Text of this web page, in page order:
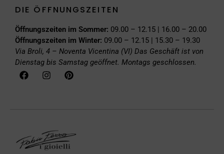
DIE ÖFFNUNGSZEITEN
Öffnungszeiten im Sommer: 09.00 – 12.15 | 16.00 – 20.00
Öffnungszeiten im Winter: 09.00 – 12.15 | 15.30 – 19.30
Via Broli, 4 – Noventa Vicentina (VI) Das Geschäft ist von
Dienstag bis Samstag geöffnet. Montags geschlossen.